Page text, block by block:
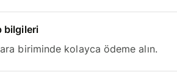
bilgileri
biriminde kolayca ödeme alın.